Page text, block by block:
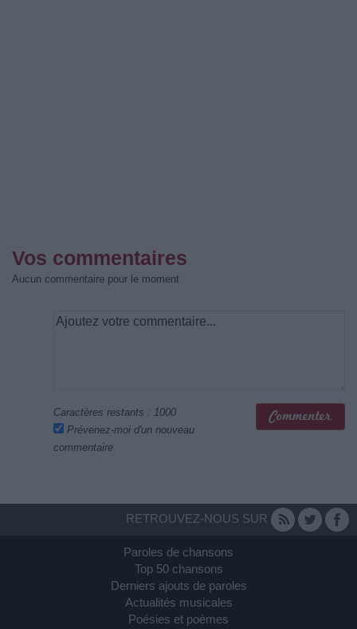
Vos commentaires
Aucun commentaire pour le moment
Caractères restants : 1000
Prévenez-moi d'un nouveau
commentaire
RETROUVEZ-NOUS SUR
Paroles de chansons
Top 50 chansons
Derniers ajouts de paroles
Actualités musicales
Poésies et poèmes